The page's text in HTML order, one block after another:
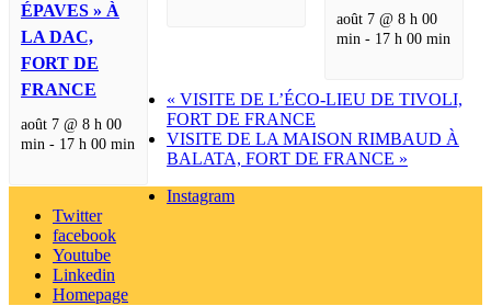
ÉPAVES » À
LA DAC,
FORT DE
FRANCE
août 7 @ 8 h 00
min- 17 h 00 min
août 7 @ 8 h 00
min- 17 h 00 min
« VISITE DE L’ÉCO-LIEU DE TIVOLI,
FORT DE FRANCE
VISITE DE LA MAISON RIMBAUD À
BALATA, FORT DE FRANCE »
Instagram
Twitter
facebook
Youtube
Linkedin
Homepage